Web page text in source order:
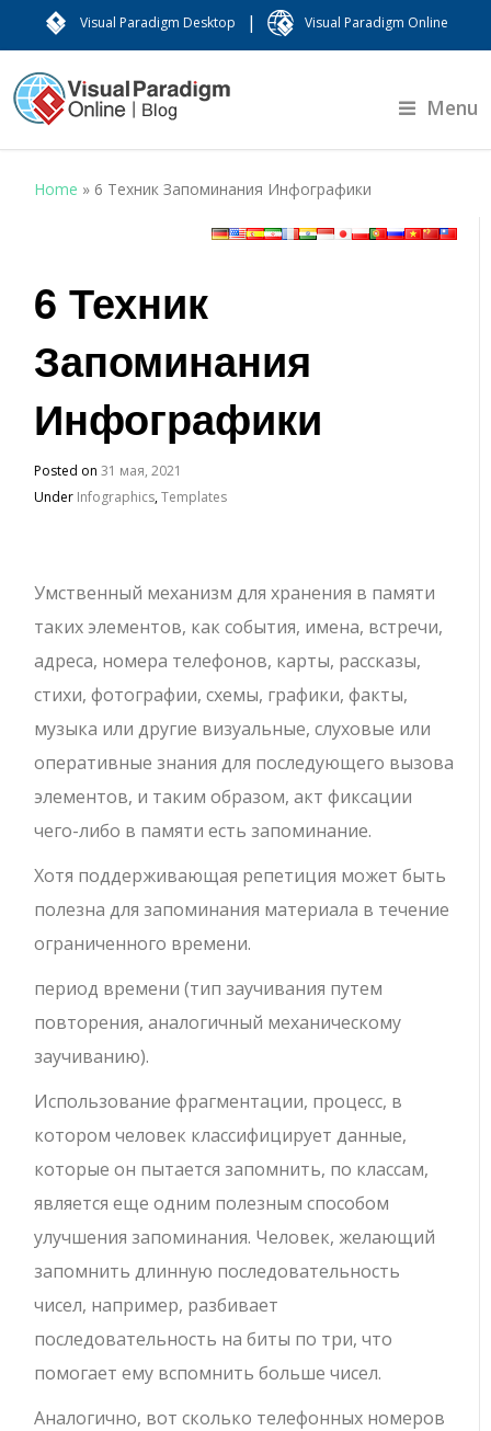
Visual Paradigm Desktop | Visual Paradigm Online
Menu
Home » 6 Техник Запоминания Инфографики
6 Техник
Запоминания
Инфографики
Posted on31 мая, 2021
Under Infographics,Templates
Умственный механизм для хранения в памяти
таких элементов, как события, имена, встречи,
адреса, номера телефонов, карты, рассказы,
стихи, фотографии, схемы, графики, факты,
музыка или другие визуальные, слуховые или
оперативные знания для последующего вызова
элементов, и таким образом, акт фиксации
чего-либо в памяти есть запоминание.
Хотя поддерживающая репетиция может быть
полезна для запоминания материала в течение
ограниченного времени.
период времени (тип заучивания путем
повторения, аналогичный механическому
заучиванию).
Использование фрагментации, процесс, в
котором человек классифицирует данные,
которые он пытается запомнить, по классам,
является еще одним полезным способом
улучшения запоминания. Человек, желающий
запомнить длинную последовательность
чисел, например, разбивает
последовательность на биты по три, что
помогает ему вспомнить больше чисел.
Аналогично, вот сколько телефонных номеров